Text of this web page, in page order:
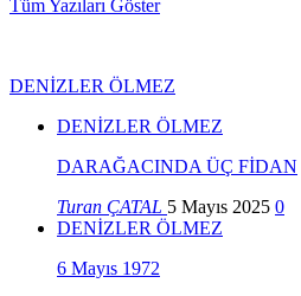
Tüm Yazıları Göster
DENİZLER ÖLMEZ
DENİZLER ÖLMEZ
DARAĞACINDA ÜÇ FİDAN
Turan ÇATAL 5 Mayıs 2025 0
DENİZLER ÖLMEZ
6 Mayıs 1972